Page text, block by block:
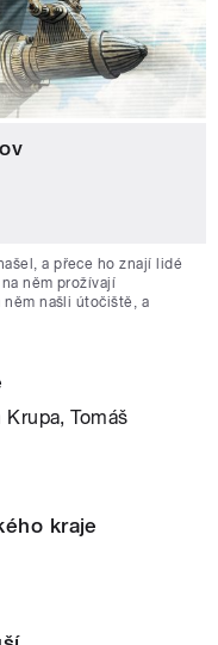
a přece ho znají lidé
něm prožívají
našli útočiště, a
Tomáš
kraje